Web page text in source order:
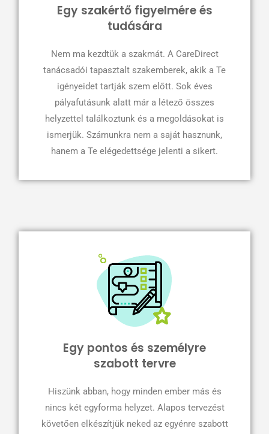
Egy szakértő figyelmére és
tudására
Nem ma kezdtük a szakmát. A CareDirect
tanácsadói tapasztalt szakemberek, akik a Te
igényeidet tartják szem előtt. Sok éves
pályafutásunk alatt már a létező összes
helyzettel találkoztunk és a megoldásokat is
ismerjük. Számunkra nem a saját hasznunk,
hanem a Te elégedettsége jelenti a sikert.
Egy pontos és személyre
szabott tervre
Hiszünk abban, hogy minden ember más és
nincs két egyforma helyzet. Alapos tervezést
követően elkészítjük neked az egyénre szabott